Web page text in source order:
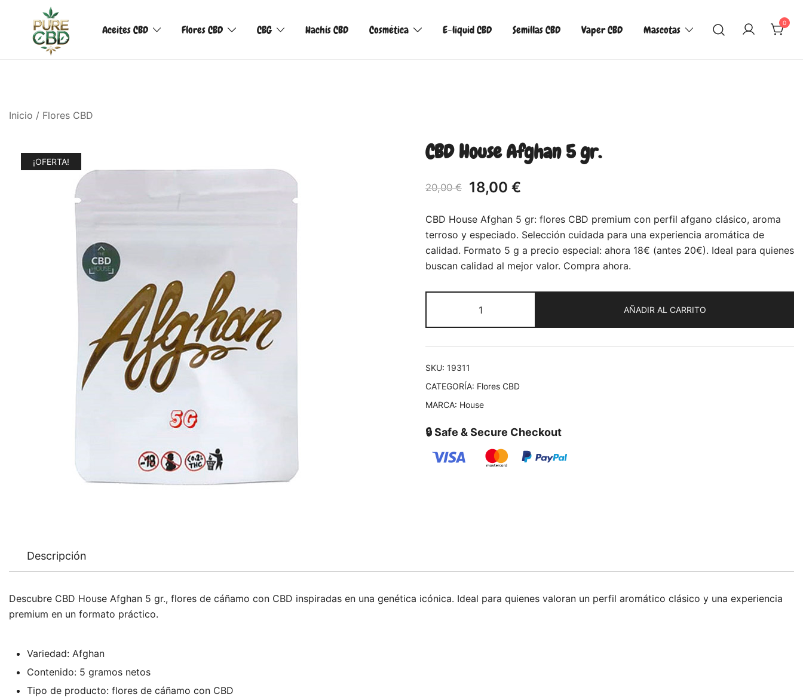
Aceites CBD Flores CBD CBG Hachís CBD Cosmética E-liquid CBD Semillas CBD Vaper CBD Mascotas
0
Inicio / Flores CBD
¡OFERTA! CBD House Afghan 5 gr.
20,00€ 18,00 €
CBD House Afghan 5 gr: flores CBD premium con perfil afgano clásico, aroma
terroso y especiado. Selección cuidada para una experiencia aromática de
calidad. Formato 5 g a precio especial: ahora 18€ (antes 20€). Ideal para quienes
buscan calidad al mejor valor. Compra ahora.
AÑADIR AL CARRITO
SKU: 19311
CATEGORÍA: Flores CBD
MARCA: House
🔒 Safe & Secure Checkout
Descripción
Descubre CBD House Afghan 5 gr., flores de cáñamo con CBD inspiradas en una genética icónica. Ideal para quienes valoran un perfil aromático clásico y una experiencia
premium en un formato práctico.
Variedad: Afghan
Contenido: 5 gramos netos
Tipo de producto: flores de cáñamo con CBD